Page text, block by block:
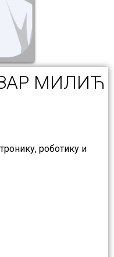
МИЛИЋ
роботику и